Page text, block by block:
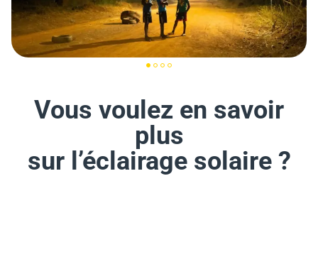
Vous voulez en savoir
plus
sur l’éclairage solaire ?